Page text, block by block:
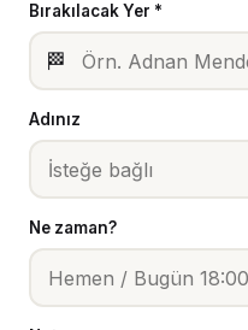
Bırakılacak Yer *
🏁
Adınız
Ne zaman?